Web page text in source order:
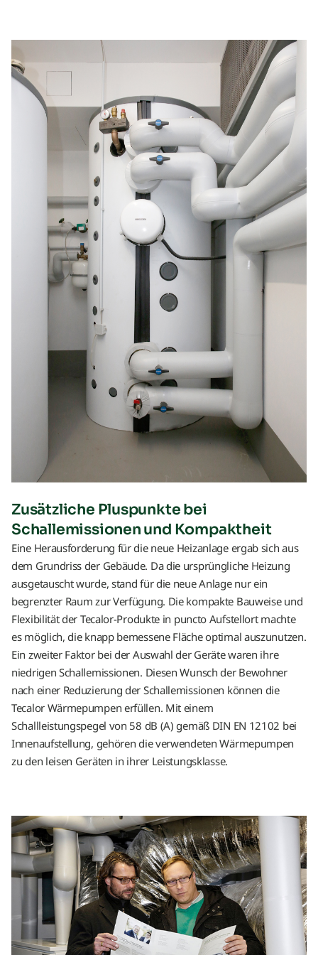
Zusätzliche Pluspunkte bei
Schallemissionen und Kompaktheit
Eine Herausforderung für die neue Heizanlage ergab sich aus
dem Grundriss der Gebäude. Da die ursprüngliche Heizung
ausgetauscht wurde, stand für die neue Anlage nur ein
begrenzter Raum zur Verfügung. Die kompakte Bauweise und
Flexibilität der Tecalor-Produkte in puncto Aufstellort machte
es möglich, die knapp bemessene Fläche optimal auszunutzen.
Ein zweiter Faktor bei der Auswahl der Geräte waren ihre
niedrigen Schallemissionen. Diesen Wunsch der Bewohner
nach einer Reduzierung der Schallemissionen können die
Tecalor Wärmepumpen erfüllen. Mit einem
Schallleistungspegel von 58 dB (A) gemäß DIN EN 12102 bei
Innenaufstellung, gehören die verwendeten Wärmepumpen
zu den leisen Geräten in ihrer Leistungsklasse.